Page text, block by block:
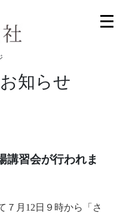
知らせ
講習会が行われま
７月12日９時から「さ